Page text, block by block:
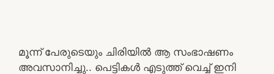
മൂന്ന് പേരുടെയും ചിരിയിൽ ആ സംഭാഷണം
അവസാനിച്ചു.. പെട്ടികൾ എടുത്ത് വെച്ച് ഇനി